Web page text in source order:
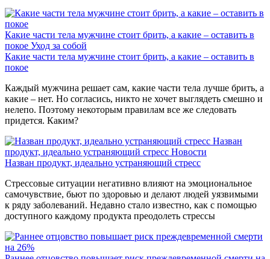
Какие части тела мужчине стоит брить, а какие – оставить в
покое Уход за собой
Какие части тела мужчине стоит брить, а какие – оставить в
покое
Каждый мужчина решает сам, какие части тела лучше брить, а
какие – нет. Но согласись, никто не хочет выглядеть смешно и
нелепо. Поэтому некоторым правилам все же следовать
придется. Каким?
Назван
продукт, идеально устраняющий стресс Новости
Назван продукт, идеально устраняющий стресс
Стрессовые ситуации негативно влияют на эмоциональное
самочувствие, бьют по здоровью и делают людей уязвимыми
к ряду заболеваний. Недавно стало известно, как с помощью
доступного каждому продукта преодолеть стрессы